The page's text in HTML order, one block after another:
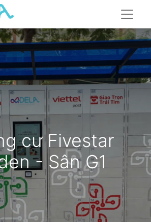
cư Fivestar
- Sân G1